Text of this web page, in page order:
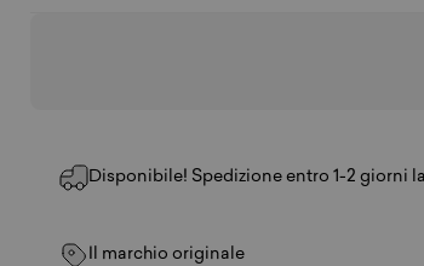
Disponibile! Spedizione entro 1-2 giorni
Il marchio originale